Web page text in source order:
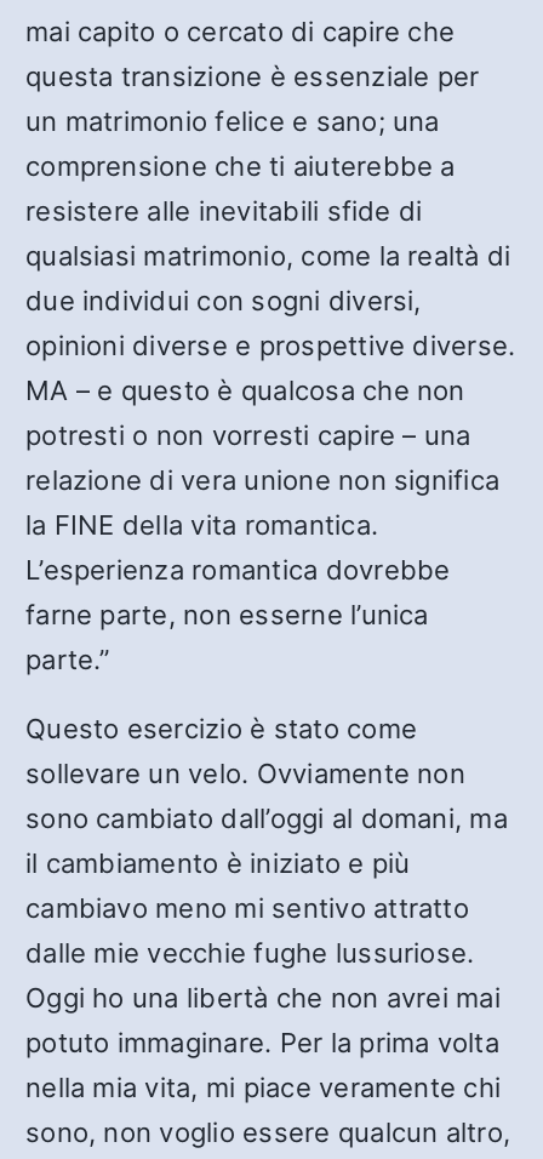
mai capito o cercato di capire che
questa transizione è essenziale per
un matrimonio felice e sano; una
comprensione che ti aiuterebbe a
resistere alle inevitabili sfide di
qualsiasi matrimonio, come la realtà di
due individui con sogni diversi,
opinioni diverse e prospettive diverse.
MA – e questo è qualcosa che non
potresti o non vorresti capire – una
relazione di vera unione non significa
la FINE della vita romantica.
L’esperienza romantica dovrebbe
farne parte, non esserne l’unica
parte.”
Questo esercizio è stato come
sollevare un velo. Ovviamente non
sono cambiato dall’oggi al domani, ma
il cambiamento è iniziato e più
cambiavo meno mi sentivo attratto
dalle mie vecchie fughe lussuriose.
Oggi ho una libertà che non avrei mai
potuto immaginare. Per la prima volta
nella mia vita, mi piace veramente chi
sono, non voglio essere qualcun altro,